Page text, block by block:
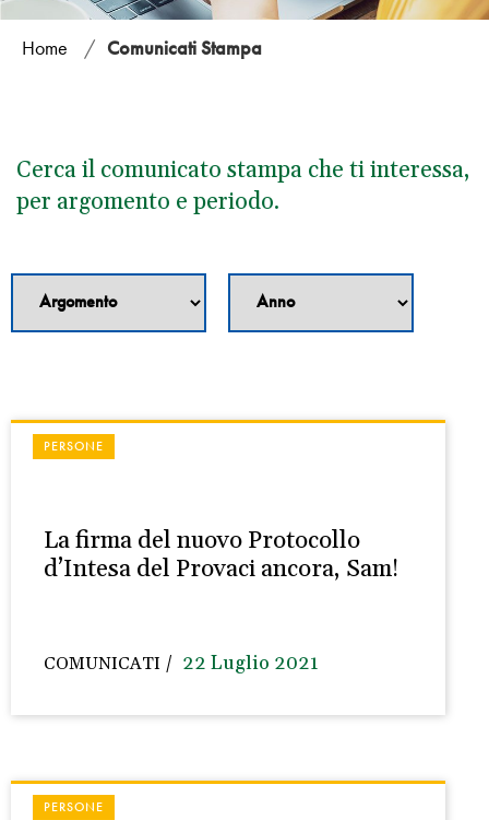
Home / Comunicati Stampa
Cerca il comunicato stampa che ti interessa,
per argomento e periodo.
PERSONE
La firma del nuovo Protocollo
d’Intesa del Provaci ancora, Sam!
COMUNICATI 22 Luglio 2021
PERSONE